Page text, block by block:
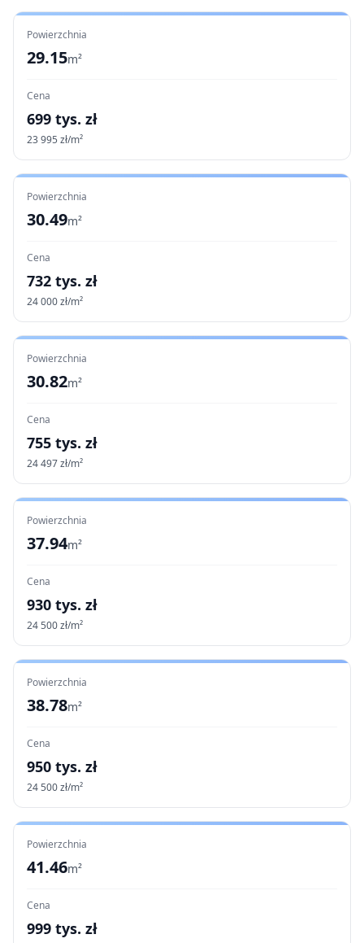
Powierzchnia
29.15m²
Cena
699 tys. zł
23 995 zł/m²
Powierzchnia
30.49m²
Cena
732 tys. zł
24 000zł/m²
Powierzchnia
30.82m²
Cena
755 tys. zł
24 497zł/m²
Powierzchnia
37.94m²
Cena
930 tys. zł
24 500zł/m²
Powierzchnia
38.78m²
Cena
950 tys. zł
24 500zł/m²
Powierzchnia
41.46m²
Cena
999 tys. zł